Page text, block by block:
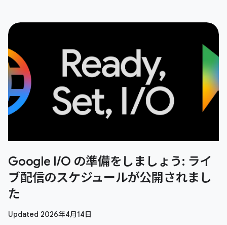
Google I/O の準備をしましょう: ライ
ブ配信のスケジュールが公開されまし
た
Updated 2026年4月14日